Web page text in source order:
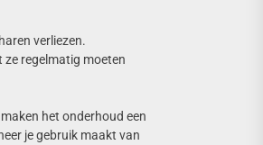
verliezen.
regelmatig moeten
het onderhoud een
je gebruik maakt van